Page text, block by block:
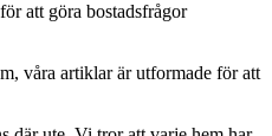
att göra bostadsfrågor
våra artiklar är utformade för att